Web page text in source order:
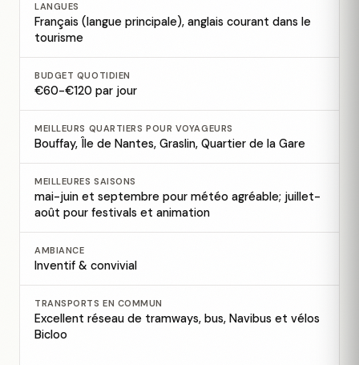
LANGUES
Français (langue principale), anglais courant dans le
tourisme
BUDGET QUOTIDIEN
€60-€120 par jour
MEILLEURS QUARTIERS POUR VOYAGEURS
Bouffay, Île de Nantes, Graslin, Quartier de la Gare
MEILLEURES SAISONS
mai-juin et septembre pour météo agréable; juillet-
août pour festivals et animation
AMBIANCE
Inventif & convivial
TRANSPORTS EN COMMUN
Excellent réseau de tramways, bus, Navibus et vélos
Bicloo